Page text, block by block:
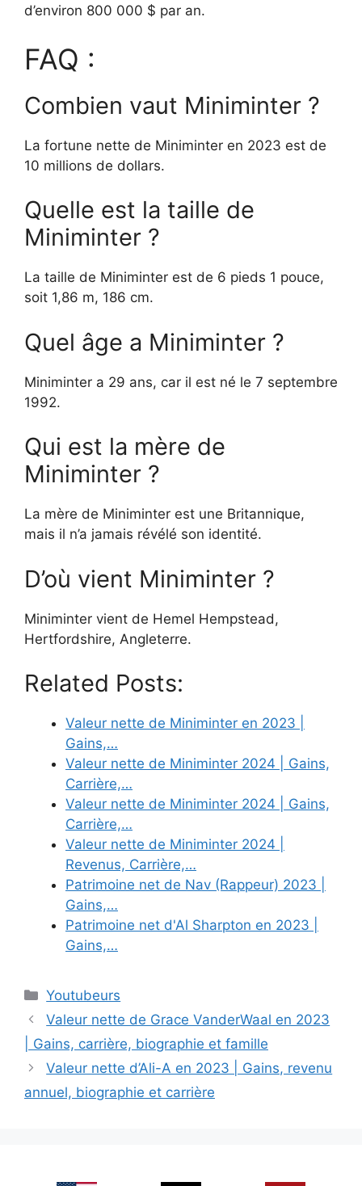
d’environ 800 000 $ par an.
FAQ :
Combien vaut Miniminter ?
La fortune nette de Miniminter en 2023 est de
10 millions de dollars.
Quelle est la taille de
Miniminter ?
La taille de Miniminter est de 6 pieds 1 pouce,
soit 1,86 m, 186 cm.
Quel âge a Miniminter ?
Miniminter a 29 ans, car il est né le 7 septembre
1992.
Qui est la mère de
Miniminter ?
La mère de Miniminter est une Britannique,
mais il n’a jamais révélé son identité.
D’où vient Miniminter ?
Miniminter vient de Hemel Hempstead,
Hertfordshire, Angleterre.
Related Posts:
Valeur nette de Miniminter en 2023 |
Gains,…
Valeur nette de Miniminter 2024 | Gains,
Carrière,…
Valeur nette de Miniminter 2024 | Gains,
Carrière,…
Valeur nette de Miniminter 2024 |
Revenus, Carrière,…
Patrimoine net de Nav (Rappeur) 2023 |
Gains,…
Patrimoine net d'Al Sharpton en 2023 |
Gains,…
Categories
Youtubeurs
Valeur nette de Grace VanderWaal en 2023
| Gains, carrière, biographie et famille
Valeur nette d’Ali-A en 2023 | Gains, revenu
annuel, biographie et carrière